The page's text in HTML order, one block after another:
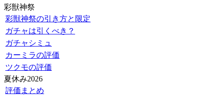
彩獣神祭
彩獣神祭の引き方と限定
ガチャは引くべき？
ガチャシミュ
カーミラの評価
ツクモの評価
夏休み2026
評価まとめ